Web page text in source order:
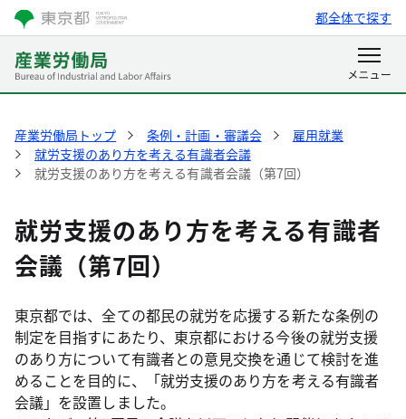
都全体で探す
産業労働局トップ 条例・計画・審議会
雇用就業
就労支援のあり方を考える有識者会議
就労支援のあり方を考える有識者会議（第7回）
就労支援のあり方を考える有識者
会議（第7回）
東京都では、全ての都民の就労を応援する新たな条例の
制定を目指すにあたり、東京都における今後の就労支援
のあり方について有識者との意見交換を通じて検討を進
めることを目的に、「就労支援のあり方を考える有識者
会議」を設置しました。